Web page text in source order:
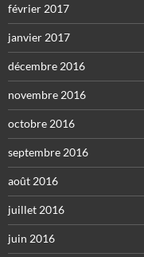
février 2017
janvier 2017
décembre 2016
novembre 2016
octobre 2016
septembre 2016
août 2016
juillet 2016
juin 2016